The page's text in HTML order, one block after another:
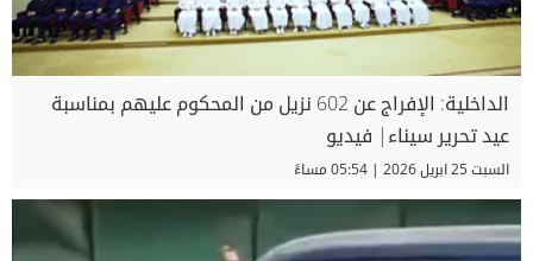
الداخلية: الإفراج عن 602 نزيل من المحكوم عليهم بمناسبة
عيد تحرير سيناء| فيديو
السبت 25 ابريل 2026 | 05:54 مساءً